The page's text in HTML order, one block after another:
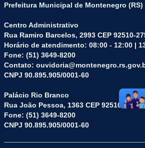
Prefeitura Municipal de Montenegro (RS)
Centro Administrativo
Rua Ramiro Barcelos, 2993 CEP 92510-
Horário de atendimento: 08:00 - 12:00 |
Fone: (51) 3649-8200
Contato:
CNPJ 90.895.905/0001-60
Palácio Rio Branco
Rua João Pessoa, 1363 CEP 92510-045
Fone: (51) 3649-8200
CNPJ 90.895.905/0001-60